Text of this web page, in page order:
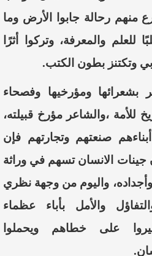
منهم رحالة جابوا الأرض وما
للعلم والمعرفة، وتركوا
أثرًا
وتكتنز بطون الكتب.
بشعرائها ومؤرخيها وفصحاء
للأمة ،والشاعر مؤرخ قبيلته،
أبناءهم صنعتهم وتجارتهم
فإن
جينات الانسانتسهم في وراثة
وأجداده، واليوم من وجهة نظري
والأمل بأباء
عظماء
على خطاهم
ويحملوا
.